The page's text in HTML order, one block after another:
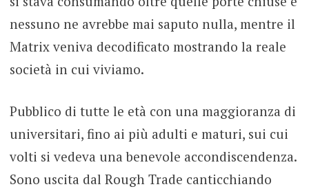
nessuno ne avrebbe mai saputo nulla, mentre il
Matrix veniva decodificato mostrando la reale
società in cui viviamo.
Pubblico di tutte le età con una maggioranza di
universitari, fino ai più adulti e maturi, sui cui
volti si vedeva una benevole accondiscendenza.
Sono uscita dal Rough Trade canticchiando